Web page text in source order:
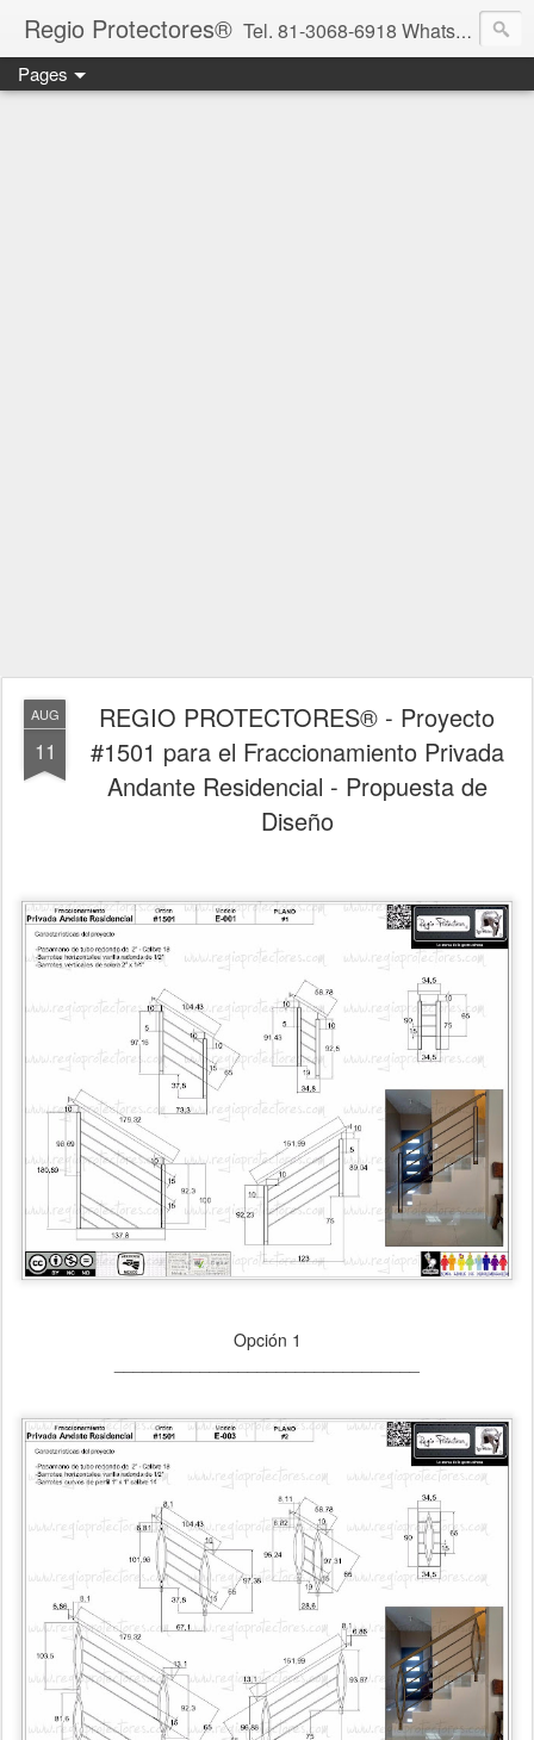
Regio Protectores® Tel. 81-3068-6918 WhatsApp 81-2636-2823 / 33-1145-3780 cotizacionregioprotectores@gmail.com / regioprotectores@gmail.com https://www.facebook.com/RegioProtectores/
Pages
AUG
11
REGIO PROTECTORES® - Proyecto
#1501 para el Fraccionamiento Privada
Andante Residencial - Propuesta de
Diseño
Opción 1